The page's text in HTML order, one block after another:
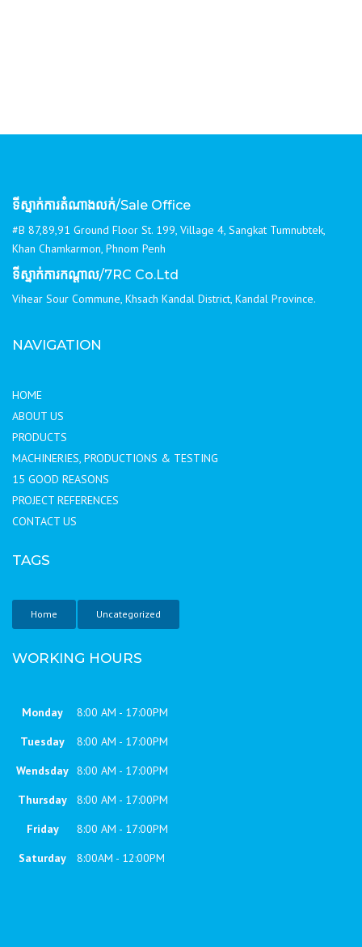
ទីស្នាក់ការតំណាងលក់/Sale Office
#B 87,89,91 Ground Floor St. 199, Village 4, Sangkat Tumnubtek,
Khan Chamkarmon, Phnom Penh
ទីស្នាក់ការកណ្ដាល/7RC Co.Ltd
Vihear Sour Commune, Khsach Kandal District, Kandal Province.
NAVIGATION
HOME
ABOUT US
PRODUCTS
MACHINERIES, PRODUCTIONS & TESTING
15 GOOD REASONS
PROJECT REFERENCES
CONTACT US
TAGS
Home Uncategorized
WORKING HOURS
Monday
8:00 AM - 17:00PM
Tuesday
8:00 AM - 17:00PM
Wendsday 8:00 AM - 17:00PM
Thursday
8:00 AM - 17:00PM
Friday
8:00 AM - 17:00PM
Saturday
8:00AM - 12:00PM